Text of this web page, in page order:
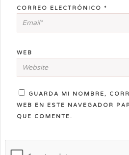
CORREO ELECTRÓNICO *
WEB
GUARDA MI NOMBRE,
WEB EN ESTE NAVEGADOR
QUE COMENTE.